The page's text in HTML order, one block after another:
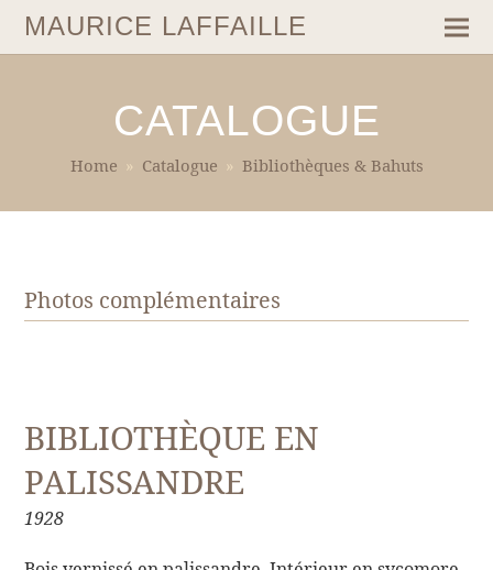
MAURICE LAFFAILLE
CATALOGUE
Home » Catalogue » Bibliothèques & Bahuts
Photos complémentaires
BIBLIOTHÈQUE EN
PALISSANDRE
1928